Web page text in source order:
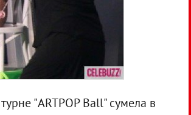
"ARTPOP Ball" сумела в